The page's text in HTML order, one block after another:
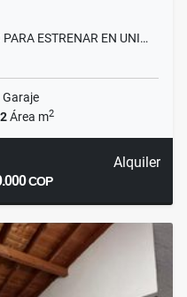
ESTRENAR EN UNI…
Garaje
Área m2
Alquiler
COP